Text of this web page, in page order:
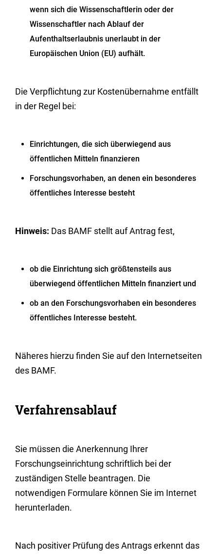
wenn sich die Wissenschaftlerin oder der
Wissenschaftler nach Ablauf der
Aufenthaltserlaubnis unerlaubt in der
Europäischen Union (EU) aufhält.
Die Verpflichtung zur Kostenübernahme entfällt
in der Regel bei:
Einrichtungen,die sich überwiegend aus
öffentlichen Mitteln finanzieren
Forschungsvorhaben, an denen ein besonderes
öffentliches Interesse besteht
Hinweis: Das BAMF stellt auf Antrag fest,
ob die Einrichtung sich größtensteils aus
überwiegend öffentlichen Mitteln finanziert und
ob an den Forschungsvorhaben ein besonderes
öffentliches Interesse besteht.
Näheres hierzu finden Sie auf den Internetseiten
des BAMF.
Verfahrensablauf
Sie müssen die Anerkennung Ihrer
Forschungseinrichtung schriftlich bei der
zuständigen Stelle beantragen. Die
notwendigen Formulare können Sie im Internet
herunterladen.
Nach positiver Prüfung des Antrags erkennt das